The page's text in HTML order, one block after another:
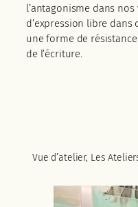
l’antagonisme dans
d’expression libre
une forme de
de l’écriture.
Vue d’atelier, Les